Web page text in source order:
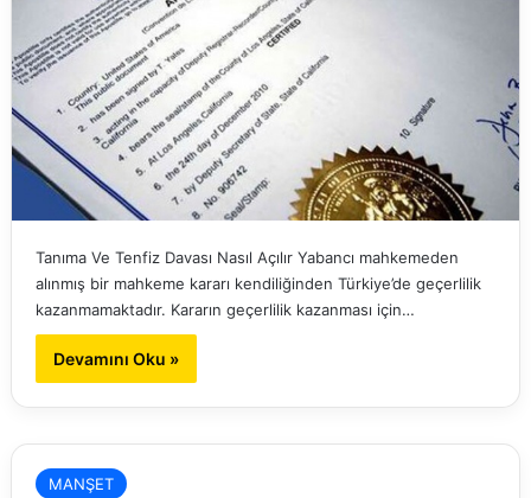
Tanıma Ve Tenfiz Davası Nasıl Açılır Yabancı mahkemeden
alınmış bir mahkeme kararı kendiliğinden Türkiye’de geçerlilik
kazanmamaktadır. Kararın geçerlilik kazanması için…
Devamını Oku »
MANŞET